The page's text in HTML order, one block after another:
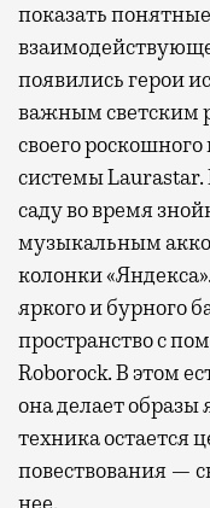
показать
появились герои
важным светским
своего
системы
саду во время
музыкальным
колонки
яркого и бурного
пространство с
Roborock. В этом
она делает образы
техника остается
повествования —